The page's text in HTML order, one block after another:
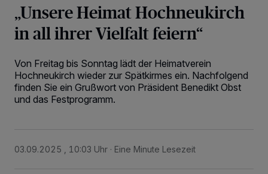
„Unsere Heimat Hochneukirch
in all ihrer Vielfalt feiern“
Von Freitag bis Sonntag lädt der Heimatverein
Hochneukirch wieder zur Spätkirmes ein. Nachfolgend
finden Sie ein Grußwort von Präsident Benedikt Obst
und das Festprogramm.
03.09.2025 , 10:03 Uhr Eine Minute Lesezeit